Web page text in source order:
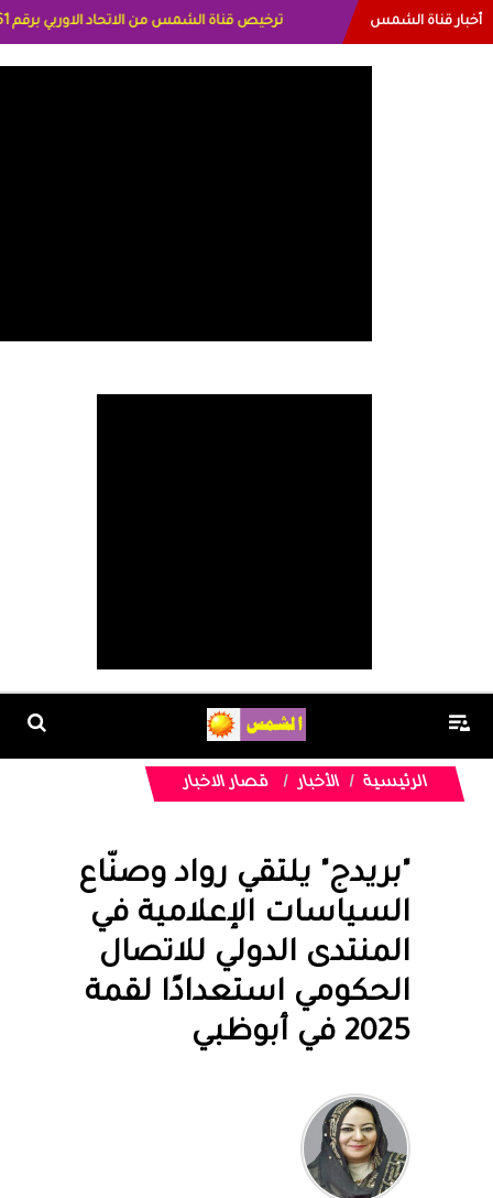
أخبار قناة الشمس
الرئيسية الأخبار قصار الاخبار
"بريدج" يلتقي رواد وصنّاع
السياسات الإعلامية في
المنتدى الدولي للاتصال
الحكومي استعدادًا لقمة
2025 في أبوظبي